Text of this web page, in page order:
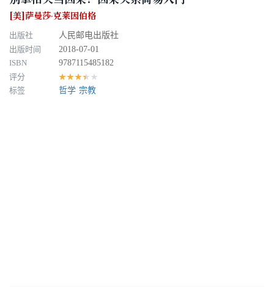
[美]萨曼莎·克莱因伯格
出版社
人民邮电出版社
出版时间
2018-07-01
ISBN
9787115485182
评分
★★★★★
标签 哲学 宗教